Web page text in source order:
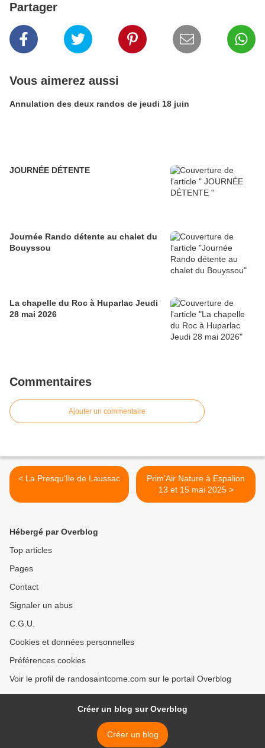
Partager
Vous aimerez aussi
Annulation des deux randos de jeudi 18 juin
JOURNÉE DÉTENTE
Journée Rando détente au chalet du
Bouyssou
La chapelle du Roc à Huparlac Jeudi
28 mai 2026
Commentaires
Ajouter un commentaire
< La Presqu'Ile de Laussac
Prim'Air Nature à Espalion
13 et 15 mai 2025 >
Hébergé par Overblog
Top articles
Pages
Contact
Signaler un abus
C.G.U.
Cookies et données personnelles
Préférences cookies
Voir le profil de randosaintcome.com sur le portail Overblog
Créer un blog sur Overblog
Créer un blog